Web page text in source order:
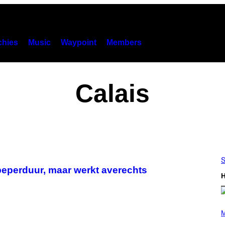
Music Waypoint Members
Calais
maar werkt averechts
H